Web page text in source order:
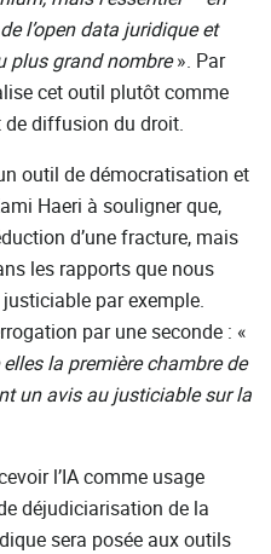
l’open data juridique et
plus grand nombre». Par
cet outil plutôt comme
diffusion du droit.
outil de démocratisation et
Haeri à souligner que,
d’une fracture, mais
les rapports que nous
par exemple.
par une seconde : «
elles la première chambrede
un avis au justiciable sur la
l’IA comme usage
déjudiciarisation de la
sera posée aux outils